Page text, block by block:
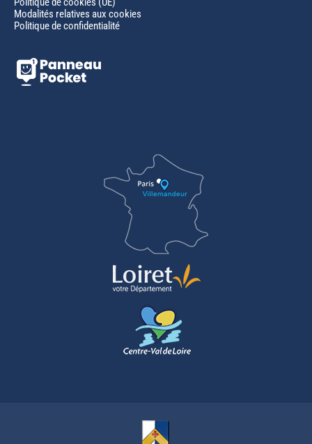
Modalités relatives aux cookies
Politique de confidentialité